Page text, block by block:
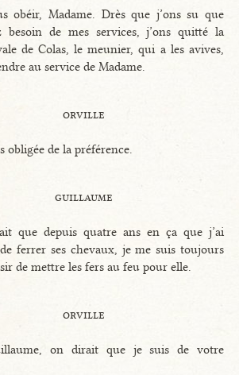
obéir, Madame. Drès que j’ons su que
besoin de mes services, j’ons quitté la
de Colas, le meunier, qui a les avives,
au service de Madame.
orville
obligée de la préférence.
guillaume
que depuis quatre ans en ça que j’ai
ferrer ses chevaux, je me suis toujours
de mettre les fers au feu pour elle.
orville
on dirait que je suis de votre